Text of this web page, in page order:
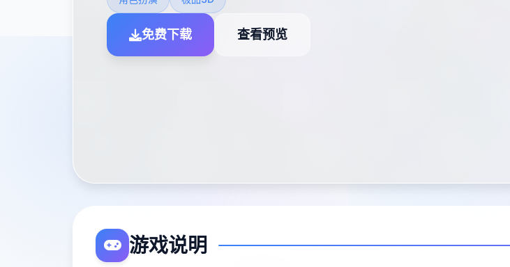
免费下载 查看预览
游戏说明